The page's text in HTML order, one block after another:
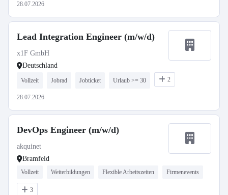
28.07.2026
Lead Integration Engineer (m/w/d)
x1F GmbH
Deutschland
Vollzeit Jobrad Jobticket Urlaub >= 30 2
28.07.2026
DevOps Engineer (m/w/d)
akquinet
Bramfeld
Vollzeit Weiterbildungen Flexible Arbeitszeiten Firmenevents
3